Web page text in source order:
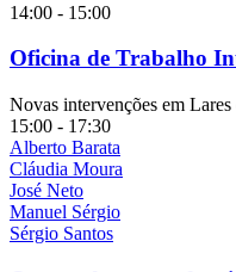
14:00 - 15:00
Oficina de Trabalho
Novas intervenções em
15:00 - 17:30
Alberto Barata
Cláudia Moura
José Neto
Manuel Sérgio
Sérgio Santos